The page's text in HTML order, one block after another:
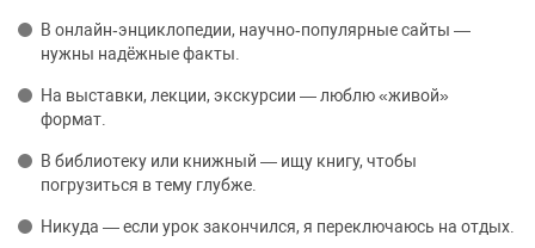
В онлайн‑энциклопедии, научно‑популярные сайты —
нужны надёжные факты.
На выставки, лекции, экскурсии — люблю «живой»
формат.
В библиотеку или книжный — ищу книгу, чтобы
погрузиться в тему глубже.
Никуда — если урок закончился, я переключаюсь на отдых.